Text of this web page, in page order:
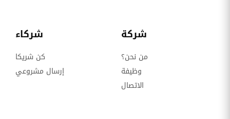
شركة
من نحن؟
وظيفة
الاتصال
شركاء
كن شريكا
إرسال مشروعي